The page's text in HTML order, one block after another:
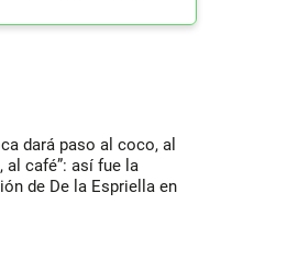
dará paso al coco, al
al café”: así fue la
de De la Espriella en